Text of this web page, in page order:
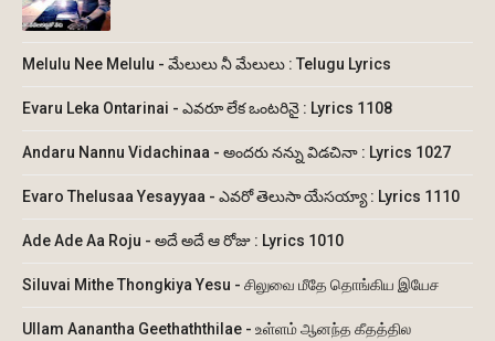
Melulu Nee Melulu - మేలులు నీ మేలులు : Telugu Lyrics
Evaru Leka Ontarinai - ఎవరూ లేక ఒంటరినై : Lyrics 1108
Andaru Nannu Vidachinaa - అందరు నన్ను విడచినా : Lyrics 1027
Evaro Thelusaa Yesayyaa - ఎవరో తెలుసా యేసయ్యా : Lyrics 1110
Ade Ade Aa Roju - అదే అదే ఆ రోజు : Lyrics 1010
Siluvai Mithe Thongkiya Yesu - சிலுவை மீதே தொங்கிய இயேச
Ullam Aanantha Geethaththilae - உள்ளம் ஆனந்த கீதத்தில